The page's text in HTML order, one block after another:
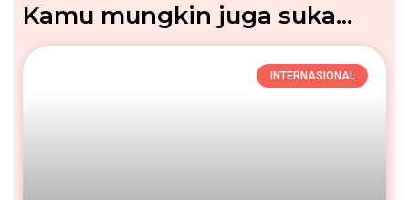
Kamu mungkin juga suka...
INTERNASIONAL